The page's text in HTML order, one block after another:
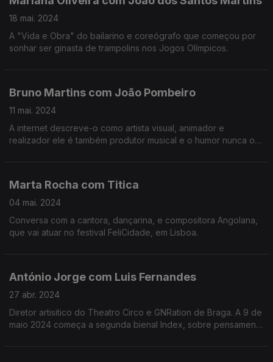
18 mai. 2024
A "Vida e Obra" do bailarino e coreógrafo que começou por
sonhar ser ginasta de trampolins nos Jogos Olímpicos.
Bruno Martins com João Pombeiro
11 mai. 2024
A internet descreve-o como artista visual, animador e
realizador ele é também produtor musical e o humor nunca o
Marta Rocha com Titica
04 mai. 2024
Conversa com a cantora, dançarina, e compositora Angolana,
que vai atuar no festival FeliCidade, em Lisboa.
António Jorge com Luis Fernandes
27 abr. 2024
Diretor artisitico do Theatro Circo e GNRation de Braga. A 9 de
maio 2024 começa a segunda bienal Index, sobre pensamento